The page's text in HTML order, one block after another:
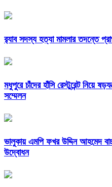
র‌্যাব সদস্য হত্যা মামলার তদন্তে
মধুপুরে চাঁদের হাঁসি রেস্টুরেন্ট নিয়ে
সম্মেলন
ভালুকায় এমপি ফখর উদ্দিন আহমেদ
উদ্বোধন